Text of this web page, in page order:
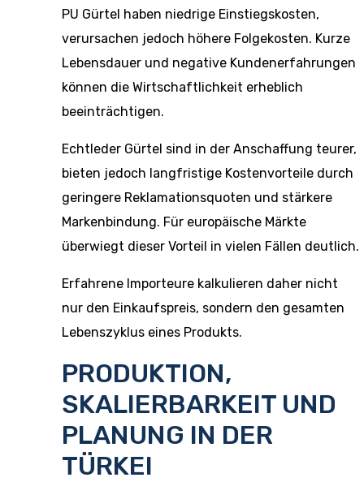
PU Gürtel haben niedrige Einstiegskosten,
verursachen jedoch höhere Folgekosten. Kurze
Lebensdauer und negative Kundenerfahrungen
können die Wirtschaftlichkeit erheblich
beeinträchtigen.
Echtleder Gürtel sind in der Anschaffung teurer,
bieten jedoch langfristige Kostenvorteile durch
geringere Reklamationsquoten und stärkere
Markenbindung. Für europäische Märkte
überwiegt dieser Vorteil in vielen Fällen deutlich.
Erfahrene Importeure kalkulieren daher nicht
nur den Einkaufspreis, sondern den gesamten
Lebenszyklus eines Produkts.
PRODUKTION,
SKALIERBARKEIT UND
PLANUNG IN DER
TÜRKEI